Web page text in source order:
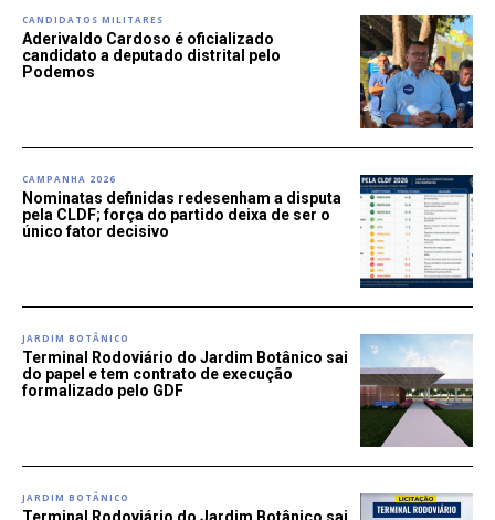
CANDIDATOS MILITARES
Aderivaldo Cardoso é oficializado
candidato a deputado distrital pelo
Podemos
CAMPANHA 2026
Nominatas definidas redesenham a disputa
pela CLDF; força do partido deixa de ser o
único fator decisivo
JARDIM BOTÂNICO
Terminal Rodoviário do Jardim Botânico sai
do papel e tem contrato de execução
formalizado pelo GDF
JARDIM BOTÂNICO